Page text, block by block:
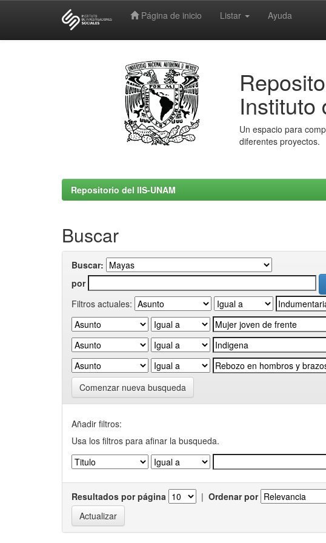
Página de inicio Listar Ayuda
Instituto
Un espacio para
diferentes proyectos.
Repositorio del IIS-UNAM
Buscar
Buscar:
por
Filtros actuales:
Comenzar nueva busqueda
Añadir filtros:
Usa los filtros para afinar la busqueda.
Resultados por página | Ordenar por